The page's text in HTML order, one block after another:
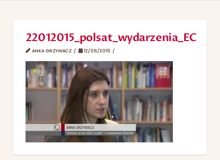
22012015_polsat_wydarzenia_EC
ANKA GRZYWACZ 12/06/2015